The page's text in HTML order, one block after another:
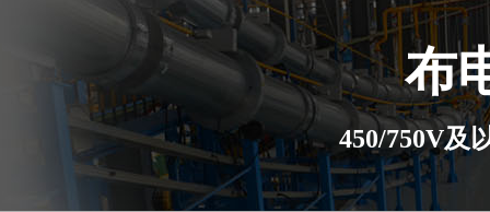
布
450/750V及